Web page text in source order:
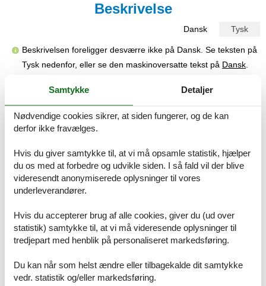
Beskrivelse
Dansk Tysk
Beskrivelsen foreligger desværre ikke på Dansk. Se teksten på
Tysk nedenfor, eller se den maskinoversatte tekst på Dansk
Zimmer-Ferienwohnung mit Terrasse und Meerblick Tucepi,
Makarska A-14457-b
Die Unterkunft 14457 in Tucepi auf der Makarska Riviera in
zwei Apartments sowie einem Studio. Gäste schätzen die
Unterkunft mit einer Bewertung von 5 von 5 Sternen. Sie profitieren
von kostenlosem privaten Parkplatz, Bettwäsche, Handtüchern,
Toilettenartikeln, einem Kleiderbügeleisen, Bügelbrett, Haartrockner
und einem Kinderbett. Die Unterkunft ist bequem mit dem Auto
Gastgeber sprechen Deutsch, Englisch und Kroatisch, sodass eine
reibungslose Kommunikation gewährleistet ist. Die Lage überzeugt
durch die Nähe zum Meer und zum Strand, ohne Treppen
Ortszentrum sind ebenfalls gut erreichbar. Entfernungen: Meer 300
m, Kiesstrand 300 m, Ortszentrum 950 m.
Samtykke Detaljer
Nødvendige cookies sikrer, at siden fungerer, og de kan
derfor ikke fravælges.
Hvis du giver samtykke til, at vi må opsamle statistik, hjælper
du os med at forbedre og udvikle siden. I så fald vil der blive
videresendt anonymiserede oplysninger til vores
underleverandører.
Hvis du accepterer brug af alle cookies, giver du (ud over
statistik) samtykke til, at vi må videresende oplysninger til
tredjepart med henblik på personaliseret markedsføring.
Du kan når som helst ændre eller tilbagekalde dit samtykke
vedr. statistik og/eller markedsføring.